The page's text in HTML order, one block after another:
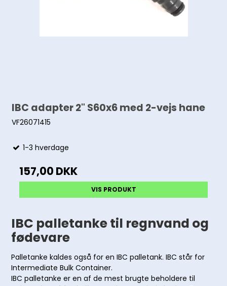
IBC adapter 2" S60x6 med 2-vejs hane
VF26071415
1-3 hverdage
157,00 DKK
VIS PRODUKT
IBC palletanke til regnvand og
fødevare
Palletanke kaldes også for en IBC palletank. IBC står for
Intermediate Bulk Container.
IBC palletanke er en af de mest brugte beholdere til